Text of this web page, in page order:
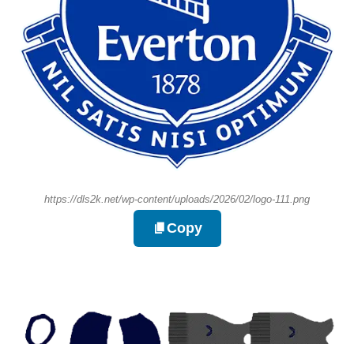
https://dls2k.net/wp-content/uploads/2026/02/logo-111.png
Copy